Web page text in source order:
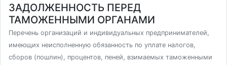
ЗАДОЛЖЕННОСТЬ ПЕРЕД
ТАМОЖЕННЫМИ ОРГАНАМИ
Перечень организаций и индивидуальных предпринимателей,
имеющих неисполненную обязанность по уплате налогов,
сборов (пошлин), процентов, пеней, взимаемых таможенными